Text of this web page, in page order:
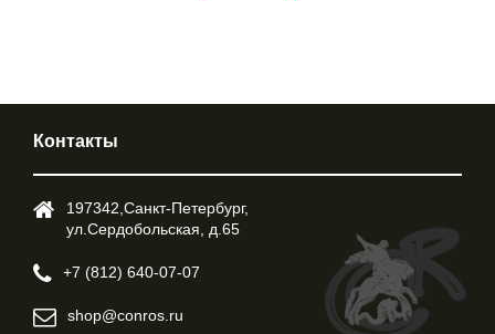
Контакты
197342,Cанкт-Петербург,
ул.Cердобольская, д.65
+7 (812) 640-07-07
shop@conros.ru